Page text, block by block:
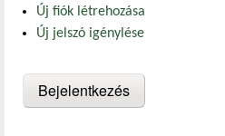
Új fiók létrehozása
Új jelszó igénylése